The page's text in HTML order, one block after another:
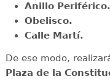
Anillo Periférico.
Obelisco.
Calle Martí.
De ese modo,
Plaza de la